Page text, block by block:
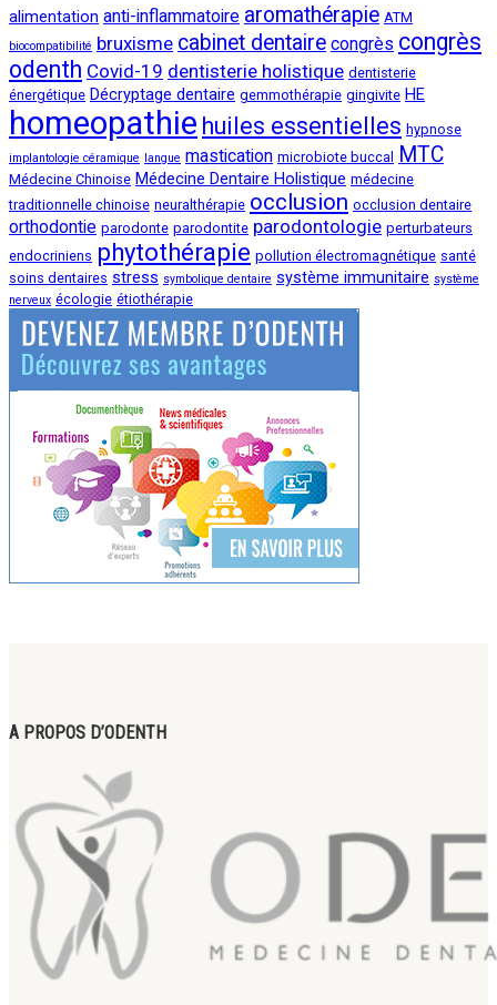
alimentation anti-inflammatoire aromathérapie ATM
biocompatibilité bruxisme cabinet dentaire congrès congrès
odenth Covid-19 dentisterie holistique dentisterie
énergétique Décryptage dentaire gemmothérapie gingivite HE
homeopathie huiles essentielles hypnose
implantologie céramique langue mastication microbiote buccal MTC
Médecine Chinoise Médecine Dentaire Holistique médecine
traditionnelle chinoise neuralthérapie occlusion occlusion dentaire
orthodontie parodonte parodontite parodontologie perturbateurs
endocriniens phytothérapie pollution électromagnétique santé
soins dentaires stress symbolique dentaire système immunitaire système
nerveux écologie étiothérapie
A PROPOS D’ODENTH